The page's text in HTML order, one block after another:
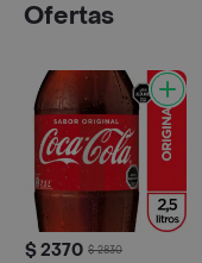
Ofertas
$ 2370 $ 2830